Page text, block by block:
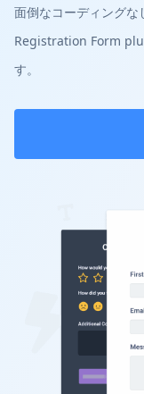
面倒なコーディング
Registration Form
す。